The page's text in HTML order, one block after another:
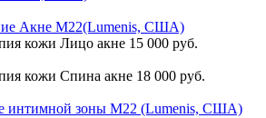
Акне M22(Lumenis, США)
кожи Лицо акне 15 000 руб.
кожи Спина акне 18 000 руб.
интимной зоны M22 (Lumenis, США)